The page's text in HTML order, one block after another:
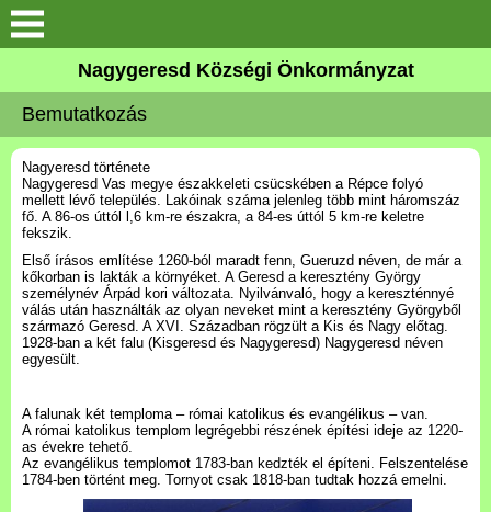
Keresés
Bemutatkozás
Elérhetőségek
Események
Képek
Választási Információk
Hírek
Határozatok/Rendeletek
Nagygeresd Községi Önkormányzat
Bemutatkozás
Nagyeresd története
Nagygeresd Vas megye északkeleti csücskében a Répce folyó
mellett lévő település. Lakóinak száma jelenleg több mint háromszáz
fő. A 86-os úttól l,6 km-re északra, a 84-es úttól 5 km-re keletre
fekszik.
Első írásos említése 1260-ból maradt fenn, Gueruzd néven, de már a
kőkorban is lakták a környéket. A Geresd a keresztény György
személynév Árpád kori változata. Nyilvánvaló, hogy a kereszténnyé
válás után használták az olyan neveket mint a keresztény Györgyből
származó Geresd. A XVI. Században rögzült a Kis és Nagy előtag.
1928-ban a két falu (Kisgeresd és Nagygeresd) Nagygeresd néven
egyesült.
A falunak két temploma – római katolikus és evangélikus – van.
A római katolikus templom legrégebbi részének építési ideje az 1220-
as évekre tehető.
Az evangélikus templomot 1783-ban kedzték el építeni. Felszentelése
1784-ben történt meg. Tornyot csak 1818-ban tudtak hozzá emelni.